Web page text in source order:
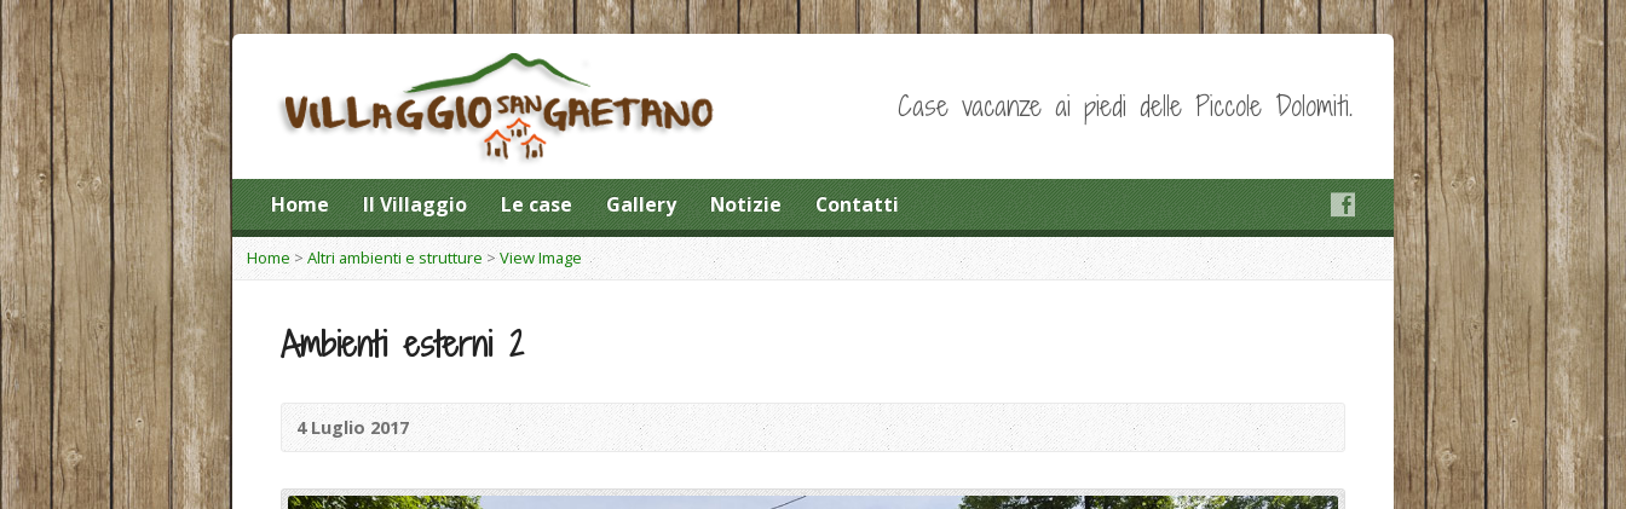
Case vacanze ai piedi delle Piccole Dolomiti.
Home Il Villaggio Le case Gallery Notizie Contatti
Home > Altri ambienti e strutture>View Image
Ambienti esterni 2
4 Luglio 2017